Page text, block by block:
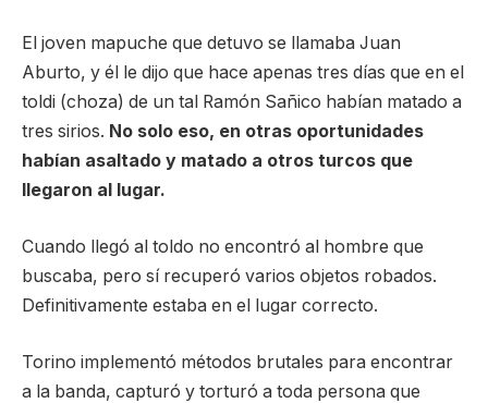
El joven mapuche que detuvo se llamaba Juan
Aburto, y él le dijo que hace apenas tres días que en el
toldi (choza) de un tal Ramón Sañico habían matado a
tres sirios. No solo eso, en otras oportunidades
habían asaltado y matado a otros turcos que
llegaron al lugar.
Cuando llegó al toldo no encontró al hombre que
buscaba, pero sí recuperó varios objetos robados.
Definitivamente estaba en el lugar correcto.
Torino implementó métodos brutales para encontrar
a la banda, capturó y torturó a toda persona que